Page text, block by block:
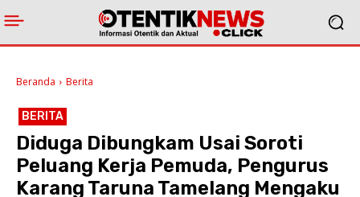
Beranda Berita
BERITA
Diduga Dibungkam Usai Soroti
Peluang Kerja Pemuda, Pengurus
Karang Taruna Tamelang Mengaku